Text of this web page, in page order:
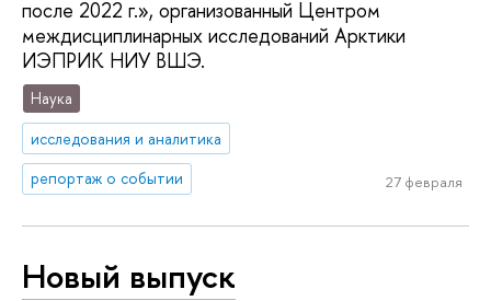
после 2022 г.», организованный Центром
междисциплинарных исследований Арктики
ИЭПРИК НИУ ВШЭ.
Наука
исследования и аналитика
репортаж о событии
27 февраля
Новый выпуск